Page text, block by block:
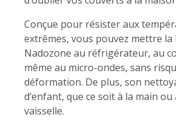
Conçue pour résister aux
extrêmes, vous pouvez mettre la
Nadozone au réfrigérateur, au
même au micro-ondes, sans
déformation. De plus, son
d’enfant, que ce soit à la main ou
vaisselle.